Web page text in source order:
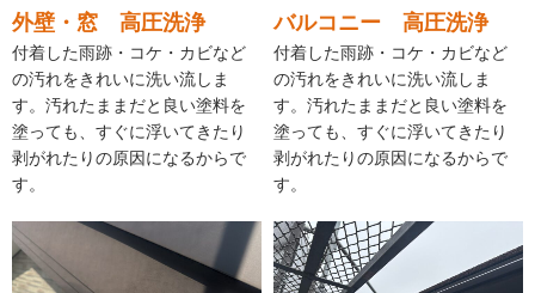
外壁・窓 高圧洗浄
付着した雨跡・コケ・カビなど
の汚れをきれいに洗い流しま
す。汚れたままだと良い塗料を
塗っても、すぐに浮いてきたり
剥がれたりの原因になるからで
す。
バルコニー 高圧洗浄
付着した雨跡・コケ・カビなど
の汚れをきれいに洗い流しま
す。汚れたままだと良い塗料を
塗っても、すぐに浮いてきたり
剥がれたりの原因になるからで
す。